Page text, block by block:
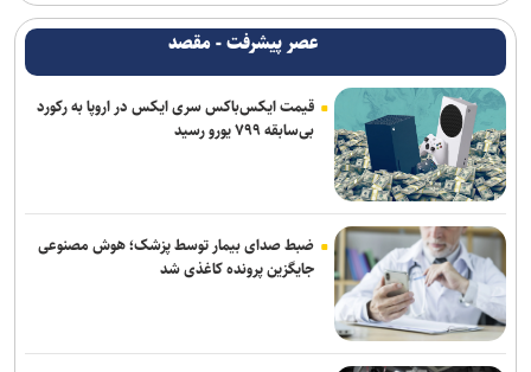
عصر پیشرفت - مقصد
قیمت ایکس‌باکس سری ایکس در اروپا به رکورد
بی‌سابقه ۷۹۹ یورو رسید
ضبط صدای بیمار توسط پزشک؛ هوش مصنوعی
جایگزین پرونده کاغذی شد